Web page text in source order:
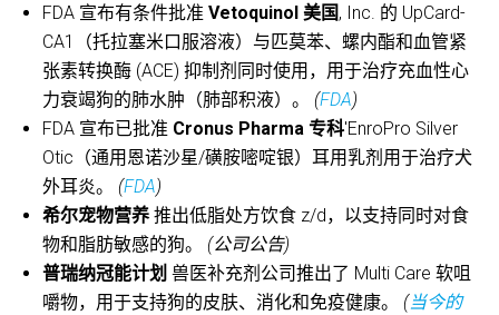
FDA 宣布有条件批准 Vetoquinol 美国, Inc. 的 UpCard-
CA1（托拉塞米口服溶液）与匹莫苯、螺内酯和血管紧
张素转换酶 (ACE) 抑制剂同时使用，用于治疗充血性心
力衰竭狗的肺水肿（肺部积液）。
(FDA)
FDA 宣布已批准 Cronus Pharma 专科'EnroPro Silver
Otic（通用恩诺沙星/磺胺嘧啶银）耳用乳剂用于治疗犬
外耳炎。
(FDA)
希尔宠物营养推出低脂处方饮食 z/d，以支持同时对食
物和脂肪敏感的狗。 (公司公告)
普瑞纳冠能计划 兽医补充剂公司推出了 Multi Care 软咀
嚼物，用于支持狗的皮肤、消化和免疫健康。
(当今的